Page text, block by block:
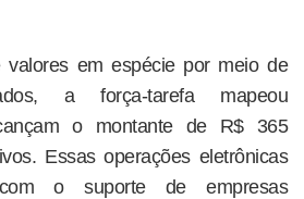
valores em espécie por meio de
a força-tarefa mapeou
o montante de R$ 365
Essas operações eletrônicas
o suporte de empresas